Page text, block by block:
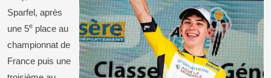
Sparfel, après
une 5e place au
championnat de
France puis une